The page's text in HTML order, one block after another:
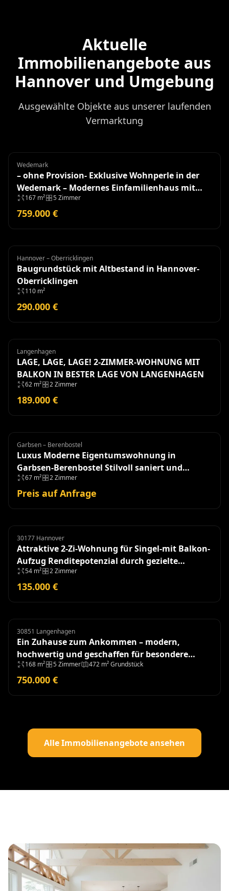
Aktuelle
Immobilienangebote aus
Hannover und Umgebung
Ausgewählte Objekte aus unserer laufenden
Vermarktung
Einfamilienhaus
Wedemark
– ohne Provision- Exklusive Wohnperle in der
Wedemark – Modernes Einfamilienhaus mit
hochwertiger Ausstattung
167 m² 5 Zimmer
759.000 €
Grundstück
Hannover – Oberricklingen
Baugrundstück mit Altbestand in Hannover-
Oberricklingen
110 m²
290.000 €
Wohnung
Langenhagen
LAGE, LAGE, LAGE! 2-ZIMMER-WOHNUNG MIT
BALKON IN BESTER LAGE VON LANGENHAGEN
62 m² 2 Zimmer
189.000 €
Eigentumswohnung
Garbsen – Berenbostel
Luxus Moderne Eigentumswohnung in
Garbsen-Berenbostel Stilvoll saniert und
einzugsbereit!
67 m² 2 Zimmer
Preis auf Anfrage
Eigentumswohnung
30177 Hannover
Attraktive 2-Zi-Wohnung für Singel-mit Balkon-
Aufzug Renditepotenzial durch gezielte
Modernisierung
54 m² 2 Zimmer
135.000 €
Doppelhaushälfte
30851 Langenhagen
Ein Zuhause zum Ankommen – modern,
hochwertig und geschaffen für besondere
Momente - Baujahr 2018
168 m² 5 Zimmer 472 m² Grundstück
750.000 €
Alle Immobilienangebote ansehen